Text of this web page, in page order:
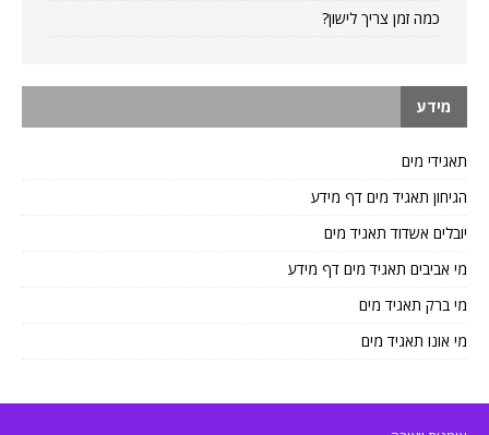
כמה זמן צריך לישון?
מידע
תאגידי מים
הגיחון תאגיד מים דף מידע
יובלים אשדוד תאגיד מים
מי אביבים תאגיד מים דף מידע
מי ברק תאגיד מים
מי אונו תאגיד מים